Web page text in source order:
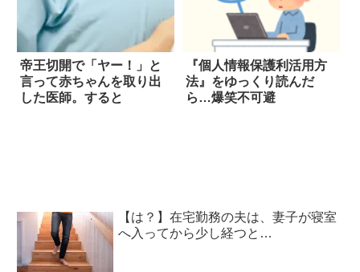
帝王切開で「ヤー！」と
言って赤ちゃんを取り出
した医師。すると
『個人情報保護利活用方
法』をゆっくり読んだ
ら…爆笑不可避
【は？】在宅勤務の夫は、妻子が寝室
へ入ってから少し経つと…